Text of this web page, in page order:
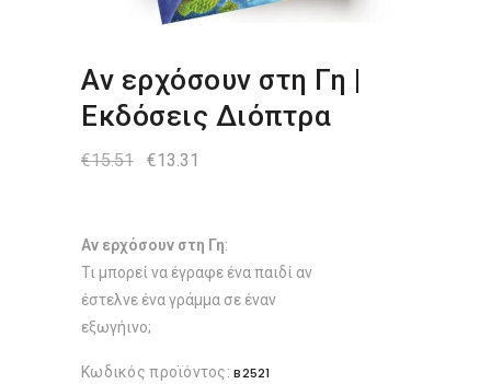
Αν ερχόσουν στη Γη |
Εκδόσεις Διόπτρα
€15.51
Original
€13.31
Αν ερχόσουν στη Γη:
Τι μπορεί να έγραφε ένα παιδί αν
έστελνε ένα γράμμα σε έναν
εξωγήινο;
Κωδικός προϊόντος:B2521